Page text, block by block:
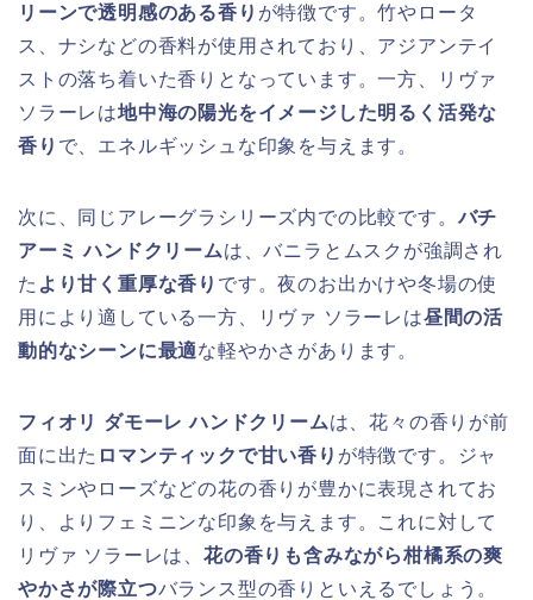
リーンで透明感のある香り が特徴です。竹やロータ
ス、ナシなどの香料が使用されており、アジアンテイ
ストの落ち着いた香りとなっています。一方、リヴァ
ソラーレは地中海の陽光をイメージした明るく活発な
香り で、エネルギッシュな印象を与えます。
次に、同じアレーグラシリーズ内での比較です。バチ
アーミ ハンドクリームは、バニラとムスクが強調され
た より甘く重厚な香り です。夜のお出かけや冬場の使
用により適している一方、リヴァ ソラーレは昼間の活
動的なシーンに最適な軽やかさがあります。
フィオリ ダモーレ ハンドクリームは、花々の香りが前
面に出た ロマンティックで甘い香り が特徴です。ジャ
スミンやローズなどの花の香りが豊かに表現されてお
り、よりフェミニンな印象を与えます。これに対して
リヴァ ソラーレは、 花の香りも含みながら柑橘系の爽
やかさが際立つバランス型の香りといえるでしょう。